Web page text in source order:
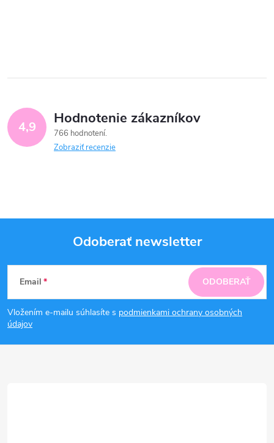
4,9 Hodnotenie zákazníkov
766 hodnotení
Zobraziť recenzie
Z
á
p
Odoberať newsletter
Email
Vložením e-mailu súhlasíte s podmienkami ochrany osobných
údajov
ODOBERAŤ